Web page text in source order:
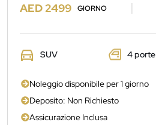
AED 2499 GIORNO
SUV 4 porte
Noleggio disponibile per 1 giorno
Deposito: Non Richiesto
Assicurazione Inclusa